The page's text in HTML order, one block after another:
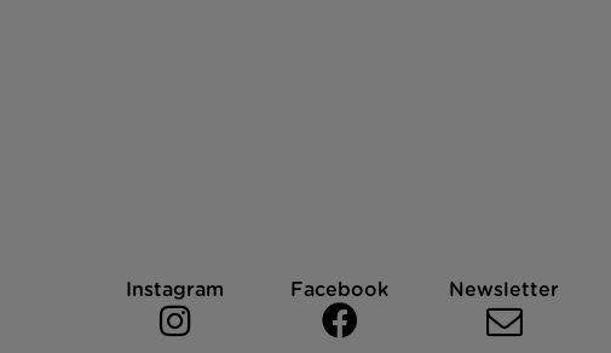
Instagram Facebook Newsletter